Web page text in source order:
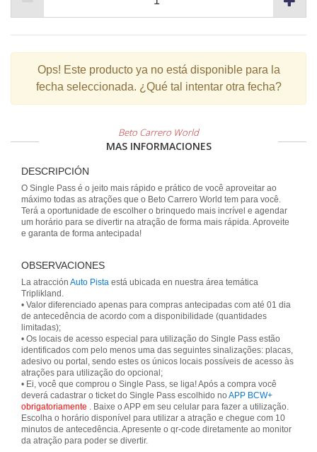
Ops! Este producto ya no está disponible para la
fecha seleccionada. ¿Qué tal intentar otra fecha?
Beto Carrero World
MAS INFORMACIONES
DESCRIPCIÓN
O Single Pass é o jeito mais rápido e prático de você aproveitar ao
máximo todas as atrações que o Beto Carrero World tem para você.
Terá a oportunidade de escolher o brinquedo mais incrível e agendar
um horário para se divertir na atração de forma mais rápida. Aproveite
e garanta de forma antecipada!
OBSERVACIONES
La atracción Auto Pista está ubicada en nuestra área temática
Triplikland.
• Valor diferenciado apenas para compras antecipadas com até 01 dia
de antecedência de acordo com a disponibilidade (quantidades
limitadas);
• Os locais de acesso especial para utilização do Single Pass estão
identificados com pelo menos uma das seguintes sinalizações: placas,
adesivo ou portal, sendo estes os únicos locais possíveis de acesso às
atrações para utilização do opcional;
• Ei, você que comprou o Single Pass, se liga! Após a compra você
deverá cadastrar o ticket do Single Pass escolhido no APP BCW+
obrigatoriamente . Baixe o APP em seu celular para fazer a utilização.
Escolha o horário disponível para utilizar a atração e chegue com 10
minutos de antecedência. Apresente o qr-code diretamente ao monitor
da atração para poder se divertir.